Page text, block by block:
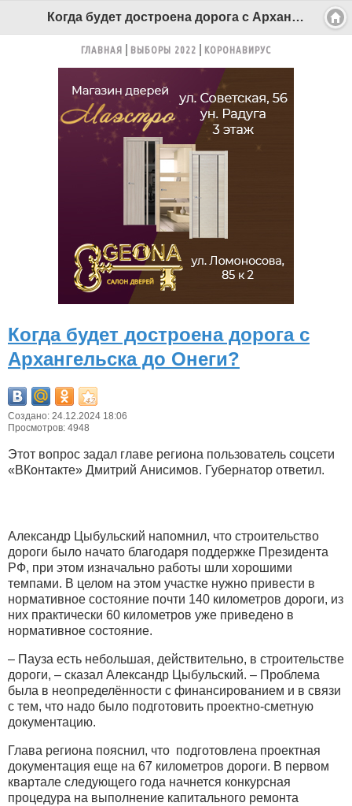
Когда будет достроена дорога с Архангельска до Онеги? - Беломорканал Северодвинск tv29.ru
ГЛАВНАЯ ВЫБОРЫ 2022 КОРОНАВИРУС
Когда будет достроена дорога с
Архангельска до Онеги?
Создано: 24.12.2024 18:06
Просмотров: 4948
Этот вопрос задал главе региона пользователь соцсети
«ВКонтакте» Дмитрий Анисимов. Губернатор ответил.
Александр Цыбульский напомнил, что строительство
дороги было начато благодаря поддержке Президента
РФ, при этом изначально работы шли хорошими
темпами. В целом на этом участке нужно привести в
нормативное состояние почти 140 километров дороги, из
них практически 60 километров уже приведено в
нормативное состояние.
– Пауза есть небольшая, действительно, в строительстве
дороги, – сказал Александр Цыбульский. – Проблема
была в неопределённости с финансированием и в связи
с тем, что надо было подготовить проектно-сметную
документацию.
Глава региона пояснил, что подготовлена проектная
документация еще на 67 километров дороги. В первом
квартале следующего года начнется конкурсная
процедура на выполнение капитального ремонта